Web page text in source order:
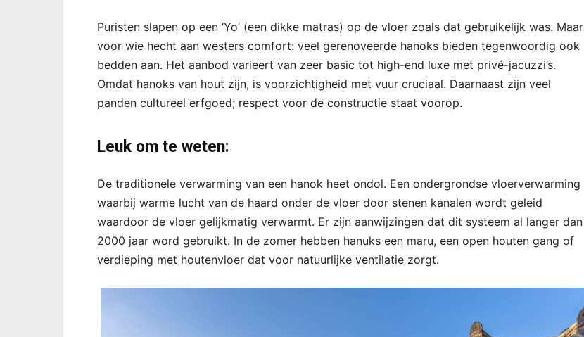
Puristen slapen op een ‘Yo’ (een dikke matras) op de vloer zoals dat gebruikelijk was. Maar
voor wie hecht aan westers comfort: veel gerenoveerde hanoks bieden tegenwoordig ook
bedden aan. Het aanbod varieert van zeer basic tot high-end luxe met privé-jacuzzi’s.
Omdat hanoks van hout zijn, is voorzichtigheid met vuur cruciaal. Daarnaast zijn veel
panden cultureel erfgoed; respect voor de constructie staat voorop.
Leuk om te weten:
De traditionele verwarming van een hanok heet ondol. Een ondergrondse vloerverwarming
waarbij warme lucht van de haard onder de vloer door stenen kanalen wordt geleid
waardoor de vloer gelijkmatig verwarmt. Er zijn aanwijzingen dat dit systeem al langer dan
2000 jaar word gebruikt. In de zomer hebben hanuks een maru, een open houten gang of
verdieping met houtenvloer dat voor natuurlijke ventilatie zorgt.